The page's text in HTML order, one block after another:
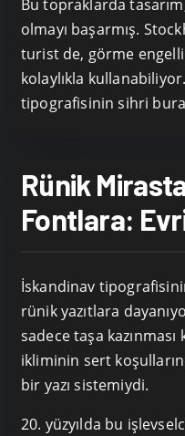
Bu topraklarda
olmayı başarmış.
turist de, görme
kolaylıkla
tipografisinin sihri
Rünik
Fontlara:
İskandinav
rünik yazıtlara
sadece taşa
ikliminin sert
bir yazı sistemiydi.
20. yüzyılda bu